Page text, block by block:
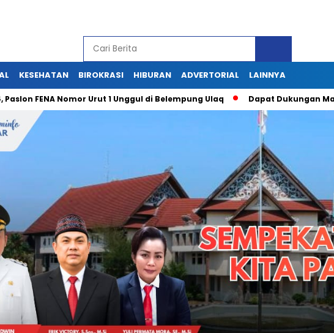
KESEHATAN BIROKRASI HIBURAN ADVERTORIAL LAINNYA
FENA Nomor Urut 1 Unggul di Belempung Ulaq Dapat Dukungan